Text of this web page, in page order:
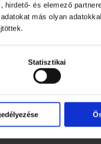
és elemező
más olyan
Statisztikai
Tel.: 76/343-133 E-mail: